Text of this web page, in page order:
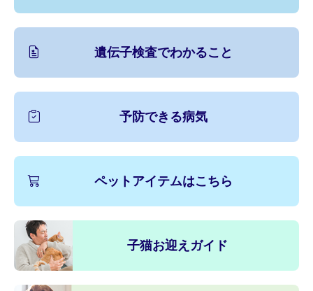
遺伝子検査でわかること
予防できる病気
ペットアイテムはこちら
子猫お迎えガイド